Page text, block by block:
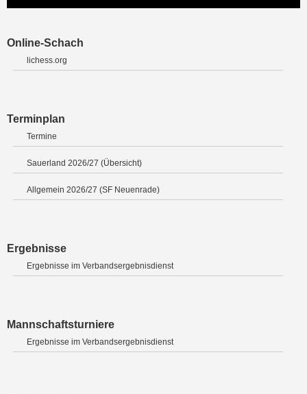
Online-Schach
lichess.org
Terminplan
Termine
Sauerland 2026/27 (Übersicht)
Allgemein 2026/27 (SF Neuenrade)
Ergebnisse
Ergebnisse im Verbandsergebnisdienst
Mannschaftsturniere
Ergebnisse im Verbandsergebnisdienst